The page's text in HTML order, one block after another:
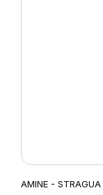
AMINE - STRAGUA